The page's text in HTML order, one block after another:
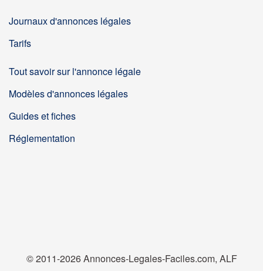
Journaux d'annonces légales
Tarifs
Tout savoir sur l'annonce légale
Modèles d'annonces légales
Guides et fiches
Réglementation
© 2011-2026 Annonces-Legales-Faciles.com, ALF